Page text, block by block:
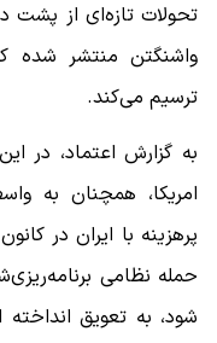
تحولات تازه‌ای از پشت
واشنگتن منتشر شده
ترسیم می‌کند.
به گزارش اعتماد، در
امریکا، همچنان به
پرهزینه با ایران در
حمله نظامی
شود، به تعویق